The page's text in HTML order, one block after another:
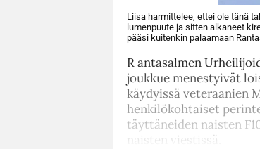
Liisa harmittelee, ettei ole tänä
lumenpuute ja sitten alkaneet
pääsi kuitenkin palaamaan
R antasalmen
joukkue menestyivät
käydyissä veteraanien
henkilökohtaiset
täyttäneiden naisten
naisten viestissä.